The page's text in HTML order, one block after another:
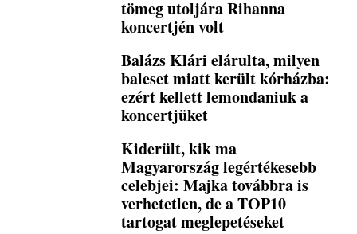
tömeg utoljára Rihanna
koncertjén volt
Balázs Klári elárulta, milyen
baleset miatt került kórházba:
ezért kellett lemondaniuk a
koncertjüket
Kiderült, kik ma
Magyarország legértékesebb
celebjei: Majka továbbra is
verhetetlen, de a TOP10
tartogat meglepetéseket